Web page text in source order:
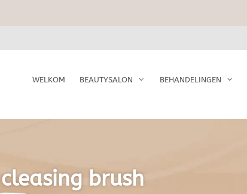
WELKOM BEAUTYSALON BEHANDELINGEN
cleasing brush